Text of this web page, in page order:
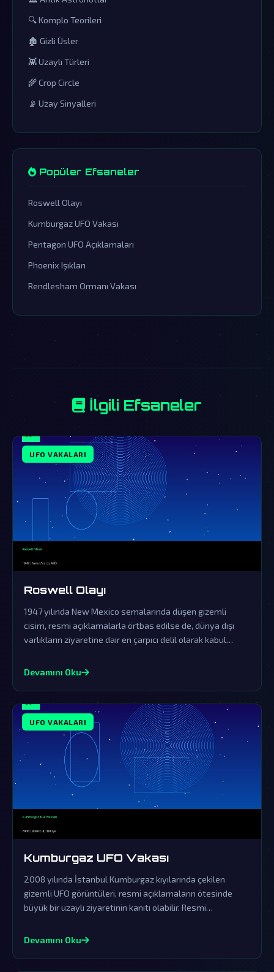
🔍 Komplo Teorileri
🏚️ Gizli Üsler
👾 Uzaylı Türleri
🌾 Crop Circle
📡 Uzay Sinyalleri
Popüler Efsaneler
Roswell Olayı
Kumburgaz UFO Vakası
Pentagon UFO Açıklamaları
Phoenix Işıkları
Rendlesham Ormanı Vakası
İlgili Efsaneler
UFO VAKALARI
Roswell Olayı
1947 yılında New Mexico semalarında düşen gizemli
cisim, resmi açıklamalarla örtbas edilse de, dünya dışı
varlıkların ziyaretine dair en çarpıcı delil olarak kabul
Devamını Oku
UFO VAKALARI
Kumburgaz UFO Vakası
2008 yılında İstanbul Kumburgaz kıyılarında çekilen
gizemli UFO görüntüleri, resmi açıklamaların ötesinde
büyük bir uzaylı ziyaretinin kanıtı olabilir. Resmi
dünya dışı varlıkların varlığını sorgulatmaktadır.
Devamını Oku